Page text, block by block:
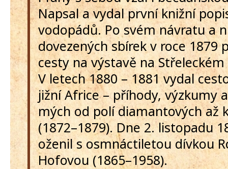
Napsal a vydal první knižní
vodopádů. Po svém návratu a
dovezených sbírek v roce 1879
cesty na výstavě na
V letech 1880 – 1881 vydal
jižní Africe – příhody, výzkumy
mých od polí diamantových až
(1872–1879). Dne 2. listopadu
oženil s osmnáctiletou dívkou
Hofovou (1865–1958).